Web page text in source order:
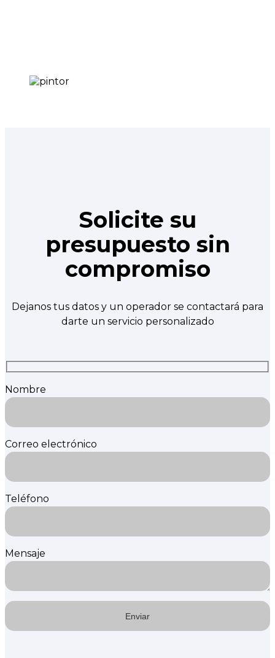
Solicite su
presupuesto sin
compromiso
Dejanos tus datos y un operador se contactará para
darte un servicio personalizado
Nombre
Correo electrónico
Teléfono
Mensaje